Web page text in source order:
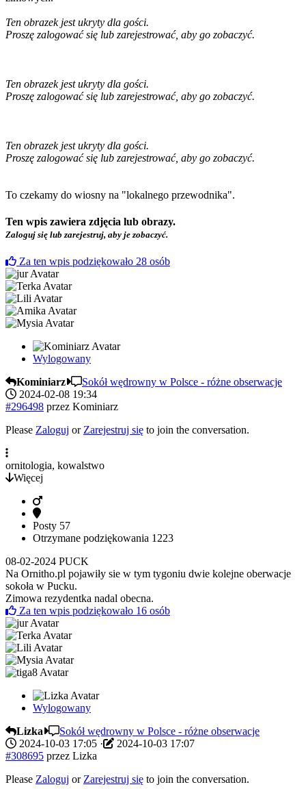
Ten obrazek jest ukryty dla gości.
Proszę zalogować się lub zarejestrować, aby go zobaczyć.
Ten obrazek jest ukryty dla gości.
Proszę zalogować się lub zarejestrować, aby go zobaczyć.
Ten obrazek jest ukryty dla gości.
Proszę zalogować się lub zarejestrować, aby go zobaczyć.
To czekamy do wiosny na "lokalnego przewodnika".
Ten wpis zawiera zdjęcia lub obrazy.
Zaloguj się lub zarejestruj, aby je zobaczyć.
Za ten wpis podziękowało 28 osób
Wylogowany
Kominiarz
Sokół wędrowny w Polsce - różne obserwacje
2024-02-08 19:34
#296498 przez Kominiarz
Please Zaloguj or Zarejestruj się to join the conversation.
ornitologia, kowalstwo
Więcej
Posty 57
Otrzymane podziękowania 1223
08-02-2024 PUCK
Na Ornitho.pl pojawiły sie w tym tygoniu dwie kolejne oberwacje
sokoła w Pucku.
Zimowa rezydentka nadal obecna.
Za ten wpis podziękowało 16 osób
Wylogowany
Lizka
Sokół wędrowny w Polsce - różne obserwacje
2024-10-03 17:05 ·
2024-10-03 17:07
#308695 przez Lizka
Please Zaloguj or Zarejestruj się to join the conversation.